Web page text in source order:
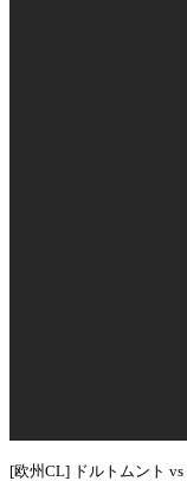
[欧州CL] ドルトムント